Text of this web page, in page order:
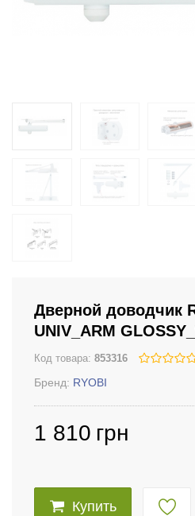
Дверной доводчик
UNIV_ARM
Код товара: 853316
Бренд: RYOBI
1 810 грн
Купить